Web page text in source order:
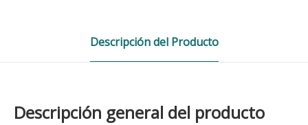
Descripción del Producto
Descripción general del producto